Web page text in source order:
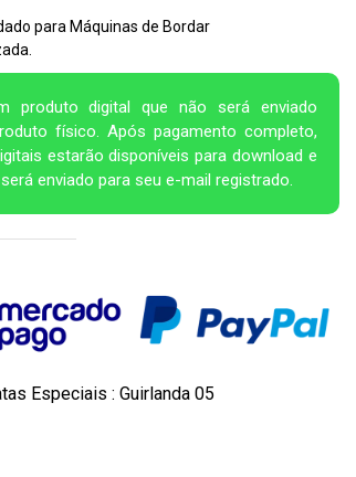
para Máquinas de Bordar
produto digital que não será enviado
físico. Após pagamento completo,
estarão disponíveis para download e
enviado para seu e-mail registrado.
Especiais : Guirlanda 05